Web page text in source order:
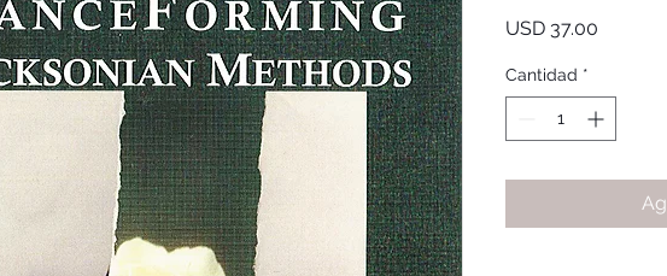
USD 37.00
Cantidad *